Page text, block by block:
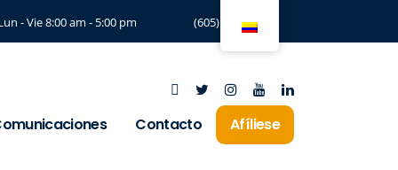
- Vie 8:00 am - 5:00 pm (605) 3294197
Contacto Afíliese